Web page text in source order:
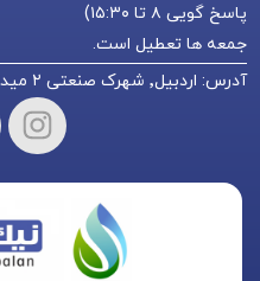
پاسخ گویی ۸ تا ۱۵:۳۰)
جمعه ها تعطیل است.
آدرس: اردبیل٬ شهرک صنعتی ۲ میدان خدماتی٬ قطعه ۸۱۶